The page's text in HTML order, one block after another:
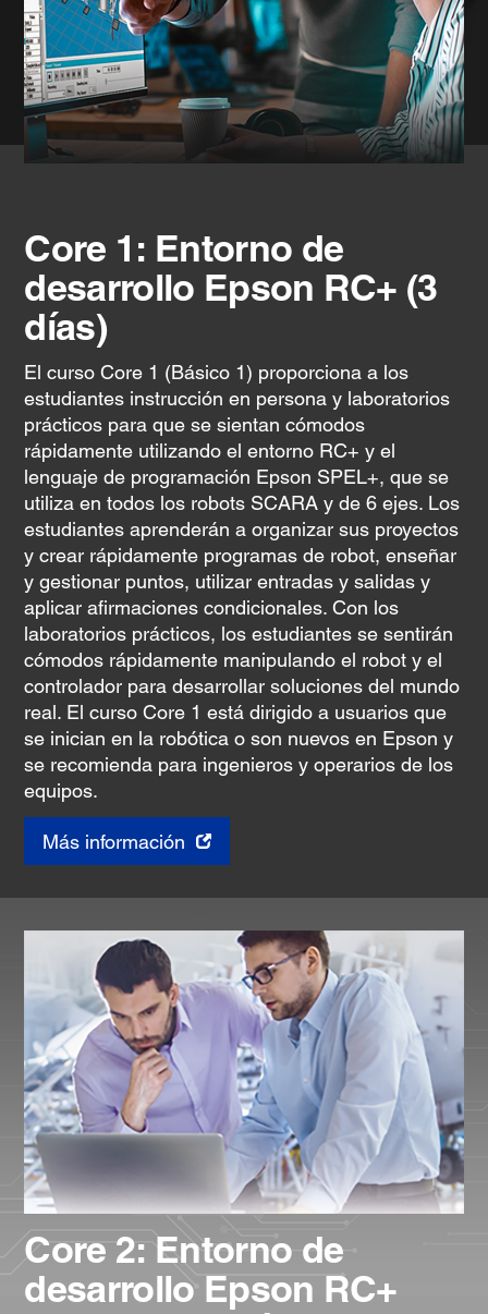
Core 1: Entorno de
desarrollo Epson RC+ (3
días)
El curso Core 1 (Básico 1) proporciona a los
estudiantes instrucción en persona y laboratorios
prácticos para que se sientan cómodos
rápidamente utilizando el entorno RC+ y el
lenguaje de programación Epson SPEL+, que se
utiliza en todos los robots SCARA y de 6 ejes. Los
estudiantes aprenderán a organizar sus proyectos
y crear rápidamente programas de robot, enseñar
y gestionar puntos, utilizar entradas y salidas y
aplicar afirmaciones condicionales. Con los
laboratorios prácticos, los estudiantes se sentirán
cómodos rápidamente manipulando el robot y el
controlador para desarrollar soluciones del mundo
real. El curso Core 1 está dirigido a usuarios que
se inician en la robótica o son nuevos en Epson y
se recomienda para ingenieros y operarios de los
equipos.
Más información
Core 2: Entorno de
desarrollo Epson RC+